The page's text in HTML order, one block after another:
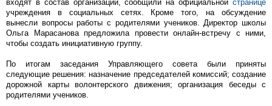
входят в состав организации, сообщили на официальной странице
учреждения в социальных сетях. Кроме того, на обсуждение
вынесли вопросы работы с родителями учеников. Директор школы
Ольга Марасанова предложила провести онлайн-встречу с ними,
чтобы создать инициативную группу.
По итогам заседания Управляющего совета были приняты
следующие решения: назначение председателей комиссий; создание
дорожной карты волонтерского движения; организация беседы с
родителями учеников.